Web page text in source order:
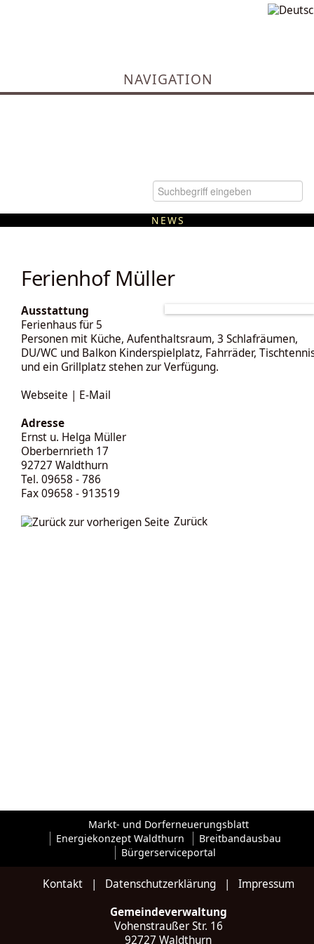
NAVIGATION
NEWS
Ferienhof Müller
Ausstattung
Ferienhaus für 5
Personen mit Küche, Aufenthaltsraum, 3 Schlafräumen,
DU/WC und Balkon Kinderspielplatz, Fahrräder,
und ein Grillplatz stehen zur Verfügung.
Webseite | E-Mail
Adresse
Ernst u. Helga Müller
Oberbernrieth 17
92727 Waldthurn
Tel. 09658 - 786
Fax 09658 - 913519
Zurück
Markt- und Dorferneuerungsblatt
Energiekonzept Waldthurn
Breitbandausbau
Bürgerserviceportal
Kontakt| Datenschutzerklärung| Impressum
Gemeindeverwaltung
Vohenstraußer Str. 16
92727 Waldthurn